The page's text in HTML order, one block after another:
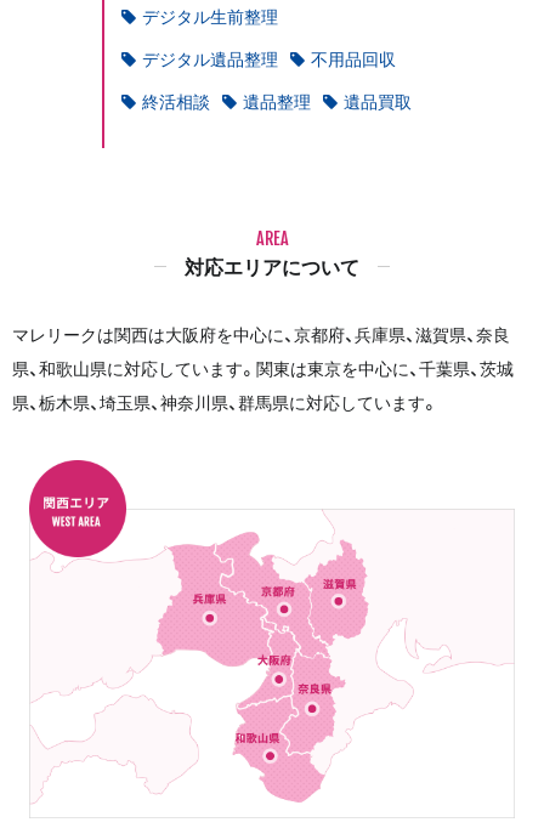
デジタル生前整理
デジタル遺品整理
不用品回収
終活相談
遺品整理 遺品買取
AREA
対応エリアについて
マレリークは関西は大阪府を中心に、京都府、兵庫県、滋賀県、奈良
県、和歌山県に対応しています。関東は東京を中心に、千葉県、茨城
県、栃木県、埼玉県、神奈川県、群馬県に対応しています。